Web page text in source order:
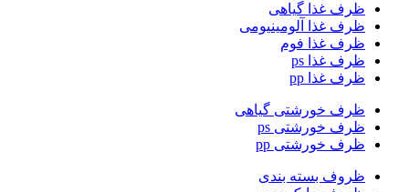
ظرف غذا گیاهی
ظرف غذا آلومینیومی
ظرف غذا فوم
ظرف غذا ps
ظرف غذا pp
ظرف خورشتی گیاهی
ظرف خورشتی ps
ظرف خورشتی pp
ظروف بسته بندی